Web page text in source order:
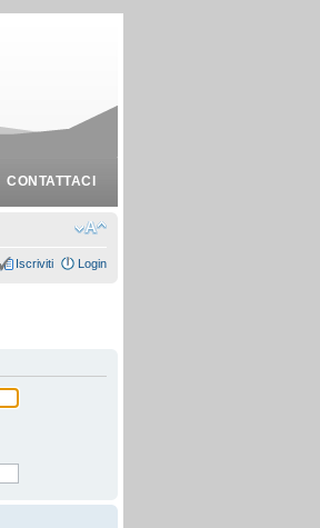
CONTATTACI
Iscriviti Login